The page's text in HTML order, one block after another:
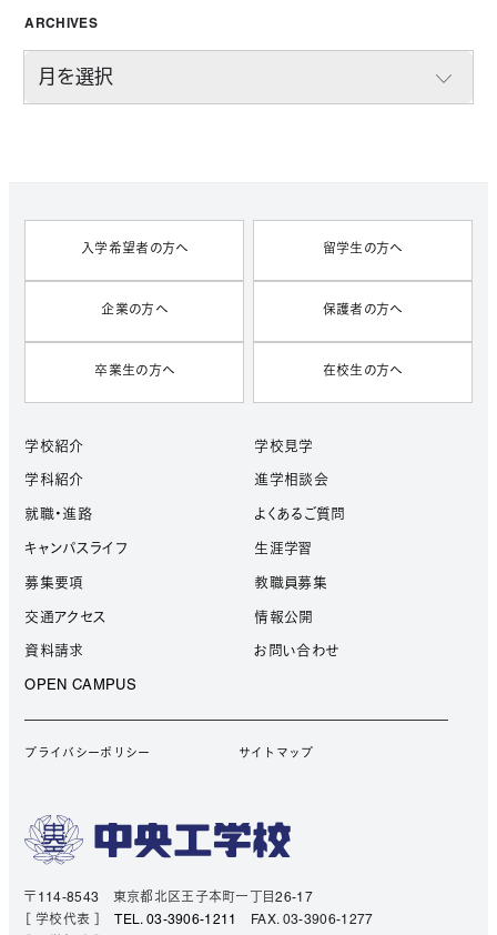
ARCHIVES
入学希望者の方へ 留学生の方へ
企業の方へ 保護者の方へ
卒業生の方へ 在校生の方へ
学校紹介
学科紹介
就職・進路
キャンパスライフ
募集要項
交通アクセス
資料請求
OPEN CAMPUS
学校見学
進学相談会
よくあるご質問
生涯学習
教職員募集
情報公開
お問い合わせ
プライバシーポリシー サイトマップ
〒114-8543 東京都北区王子本町一丁目26-17
［ 学校代表 ］
TEL. 03-3906-1211 FAX. 03-3906-1277